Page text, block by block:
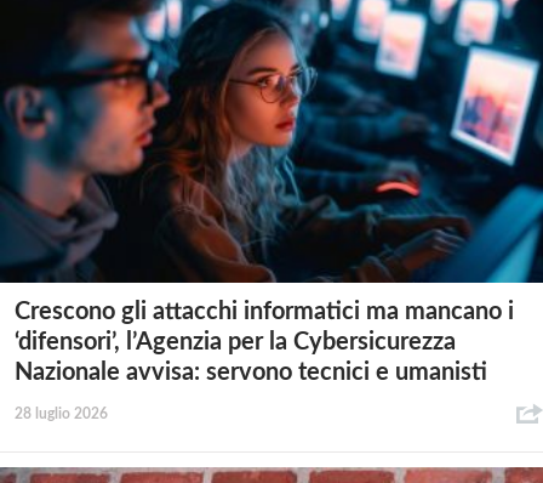
Crescono gli attacchi informatici ma mancano i
‘difensori’, l’Agenzia per la Cybersicurezza
Nazionale avvisa: servono tecnici e umanisti
28 luglio 2026